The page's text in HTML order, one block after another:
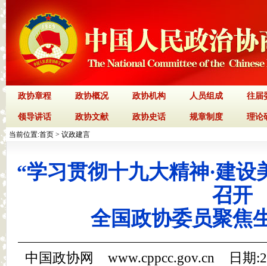
政协章程 政协概况 政协机构 人员组成 往届
领导讲话 政协文献 政协史话 规章制度 理论
当前位置:首页 > 议政建言
“学习贯彻十九大精神·建设
召开
全国政协委员聚焦
中国政协网 www.cppcc.gov.cn 日期